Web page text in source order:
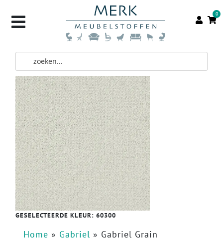
0
GESELECTEERDE KLEUR: 60300
Home » Gabriel » Gabriel Grain